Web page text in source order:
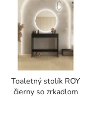
Toaletný stolík ROY
čierny so zrkadlom